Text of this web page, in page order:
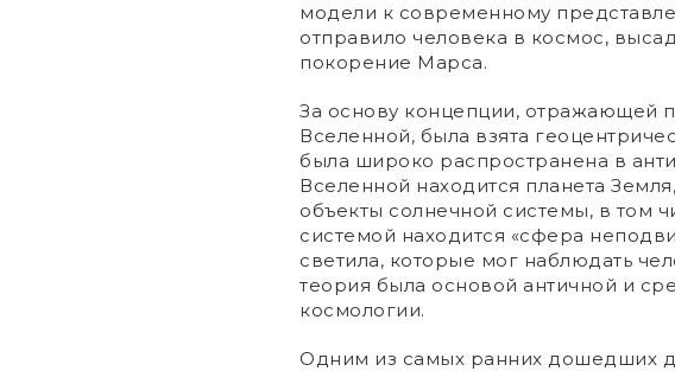
модели к современному
отправило человека в космос,
покорение Марса.
За основу концепции, отражающей
Вселенной, была взята
была широко распространена в
Вселенной находится планета
объекты солнечной системы, в том
системой находится «сфера
светила, которые мог наблюдать
теория была основой античной и
космологии.
Одним из самых ранних дошедших